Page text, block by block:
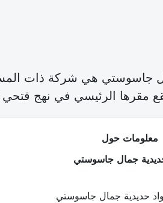
جاسوستي هي شركة ذات
مقرها الرئيسي في نهج فتحي زهير عدد92
معلومات حول
جمال جاسوستي
حديدية جمال جاسوستي